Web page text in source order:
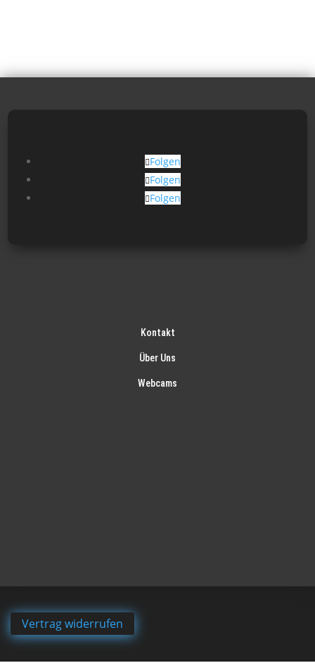
Folgen
Folgen
Folgen
Kontakt
Über Uns
Webcams
Vertrag widerrufen